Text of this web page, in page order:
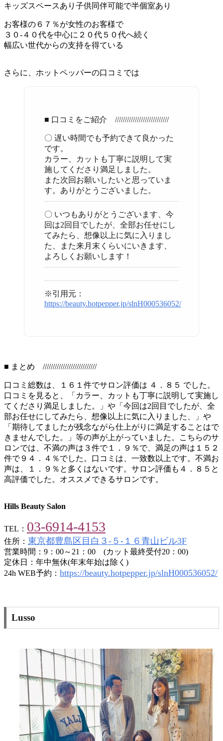
キッズスペースあり子供同伴可能で半個室あり
お客様の６７％が女性のお客様で
３０-４０代を中心に２０代５０代へ続く
幅広い世代からの支持を得ている
さらに、ホットペッパーの口コミでは
■ 口コミをご紹介 ///////////////////////////
〇 遅い時間でも予約できて良かった
です。
カラー、カットも丁寧に説明して実
施してくださり満足しました。
また次回お願いしたいと思っていま
す。ありがとうございました。
〇 いつもありがとうございます、今
回は2回目でしたが、全部お任せにし
てみたら、想像以上に気に入りまし
た、また来月末くらいにいきます、
よろしくお願いします！
※引用元：
https://beauty.hotpepper.jp/slnH000536052/
■ まとめ ///////////////////////////
口コミ総数は、１６１件でサロン評価は ４．８５ でした。
口コミを見ると、「カラー、カットも丁寧に説明して実施し
てくださり満足しました。」や「今回は2回目でしたが、全
部お任せにしてみたら、想像以上に気に入りました、」や
「期待してましたが残念ながら仕上がりに満足することはで
きませんでした。」等の声が上がっていました。こちらのサ
ロンでは、不満の声は３件で１．９％で、満足の声は１５２
件で９４．４％でした。口コミは、一致数以上です。不満お
声は、１．９％と多くはないです。サロン評価も４．８５と
高評価でした。オススメできるサロンです。
Hills Beauty Salon
TEL： 03-6914-4153
住所： 東京都豊島区目白３-５-１６青山ビル3F
営業時間：9：00～21：00 (カット最終受付20：00)
定休日：年中無休(年末年始は除く)
24h WEB予約： https://beauty.hotpepper.jp/slnH000536052/
Lusso